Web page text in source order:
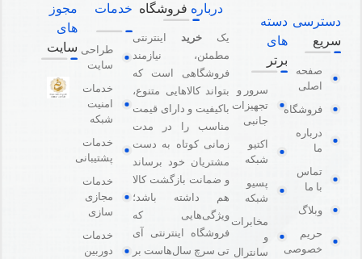
دسترسی
سریع
صفحه
اصلی
فروشگاه
درباره
ما
تماس
با ما
وبلاگ
حریم
خصوصی
دسته
های
برتر
سرور و
تجهیزات
جانبی
اکتیو
شبکه
پسیو
شبکه
مخابرات
و
سانترال
درباره فروشگاه
یک خریداینترنتی
مطمئن، نیازمند
فروشگاهی است که
بتواند کالاهایی متنوع،
باکیفیت و دارای قیمت
مناسب را در مدت
زمانی کوتاه به دست
مشتریان خود برساند
و ضمانت بازگشت کالا
هم داشته باشد؛
ویژگی‌هایی که
فروشگاه اینترنتی آی
تی سرچ سال‌هاست بر
خدمات
طراحی
سایت
خدمات
امنیت
شبکه
خدمات
پشتیبانی
خدمات
مجازی
سازی
خدمات
دوربین
مجوز
های
سایت